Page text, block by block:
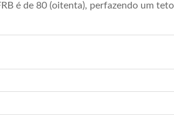
é de 80 (oitenta), perfazendo um